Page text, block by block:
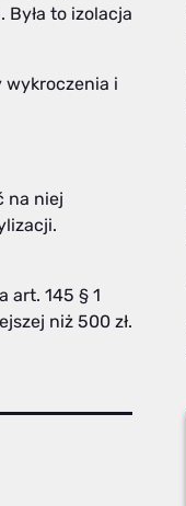
to izolacja
wykroczenia i
na niej
art. 145 § 1
niż 500 zł.